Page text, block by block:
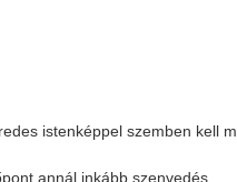
istenképpel szemben kell
annál inkább szenvedés.